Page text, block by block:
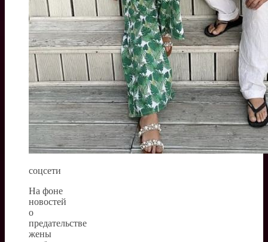
соцсети
На фоне
новостей
о
предательстве
жены